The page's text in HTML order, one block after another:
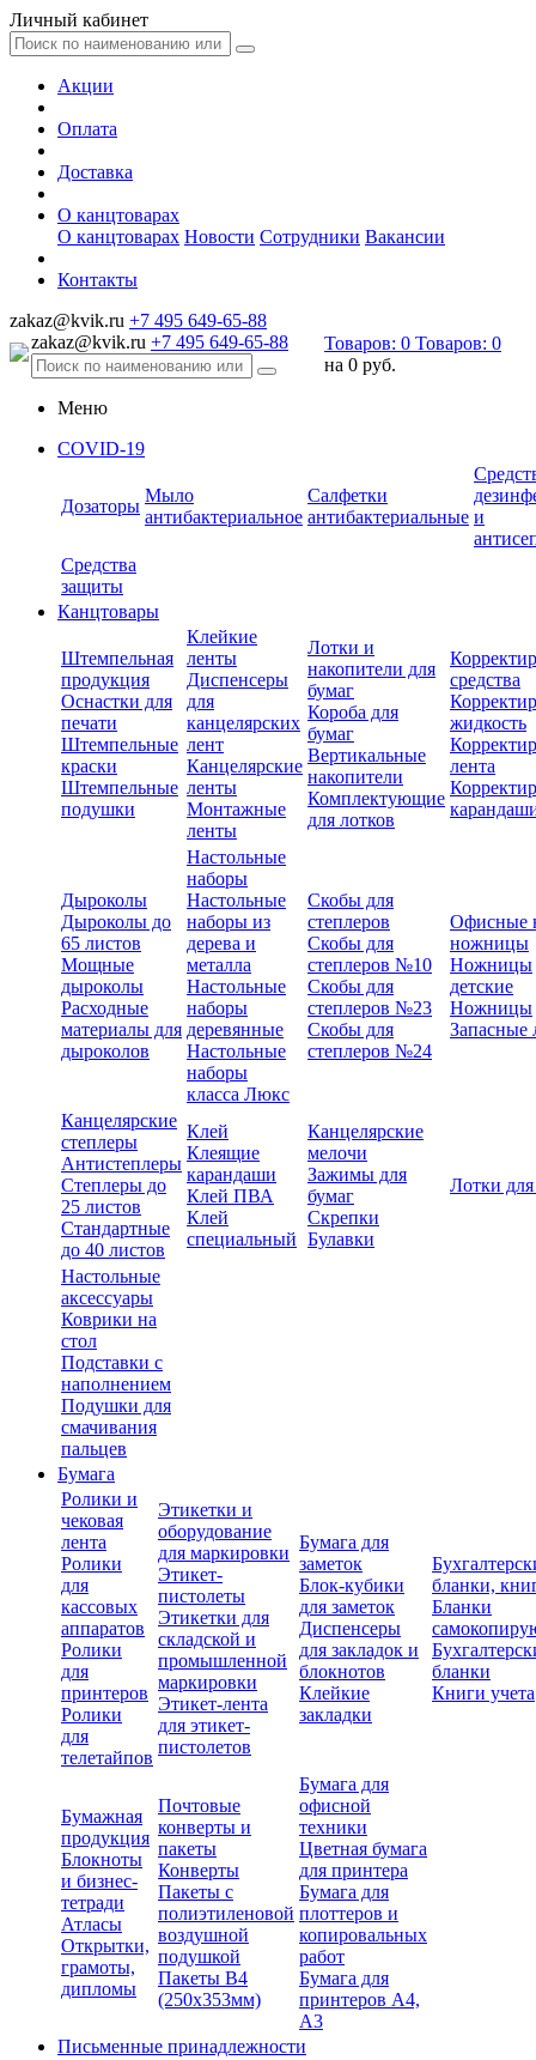
Личный кабинет
Акции
Оплата
Доставка
О канцтоварах
О канцтоварах Новости Сотрудники Вакансии
Контакты
zakaz@kvik.ru +7 495 649-65-88
zakaz@kvik.ru +7 495 649-65-88 Товаров: 0 Товаров: 0
на 0 руб.
Меню
COVID-19
Дозаторы
Мыло
антибактериальное
Салфетки
антибактериальные и
Средства
защиты
Канцтовары
Штемпельная
продукция
Оснастки для
печати
Штемпельные
краски
Штемпельные
подушки
Клейкие
ленты
Диспенсеры
для
канцелярских
лент
Канцелярские
ленты
Монтажные
ленты
Лотки и
накопители для
бумаг
Короба для
бумаг
Вертикальные
накопители
Комплектующие
для лотков
средства
жидкость
лента
Дыроколы
Дыроколы до
65 листов
Мощные
дыроколы
Расходные
материалы для
дыроколов
Настольные
наборы
Настольные
наборы из
дерева и
металла
Настольные
наборы
деревянные
Настольные
наборы
класса Люкс
Скобы для
степлеров
Скобы для
степлеров №10
Скобы для
степлеров №23
Скобы для
степлеров №24
Офисные
ножницы
Ножницы
детские
Ножницы
Запасные
Канцелярские
степлеры
Антистеплеры
Степлеры до
25 листов
Стандартные
до 40 листов
Клей
Клеящие
карандаши
Клей ПВА
Клей
специальный
Канцелярские
мелочи
Зажимы для
бумаг
Скрепки
Булавки
Лотки
Настольные
аксессуары
Коврики на
стол
Подставки с
наполнением
Подушки для
смачивания
пальцев
Бумага
Ролики и
чековая
лента
Ролики
для
кассовых
аппаратов
Ролики
для
принтеров
Ролики
для
телетайпов
Этикетки и
оборудование
для маркировки
Этикет-
пистолеты
Этикетки для
складской и
промышленной
маркировки
Этикет-лента
для этикет-
пистолетов
Бумага для
заметок
Блок-кубики
для заметок
Диспенсеры
для закладок и
блокнотов
Клейкие
закладки
бланки,
Бланки
бланки
Книги учета
Бумажная
продукция
Блокноты
и бизнес-
тетради
Атласы
Открытки,
грамоты,
дипломы
Почтовые
конверты и
пакеты
Конверты
Пакеты с
полиэтиленовой
воздушной
подушкой
Пакеты В4
(250х353мм)
Бумага для
офисной
техники
Цветная бумага
для принтера
Бумага для
плоттеров и
копировальных
работ
Бумага для
принтеров А4,
А3
Письменные принадлежности